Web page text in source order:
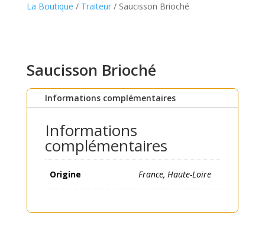
La Boutique / Traiteur/ Saucisson Brioché
Saucisson Brioché
Informations complémentaires
Informations
complémentaires
Origine France, Haute-Loire